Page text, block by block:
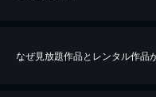
なぜ見放題作品とレンタル作品